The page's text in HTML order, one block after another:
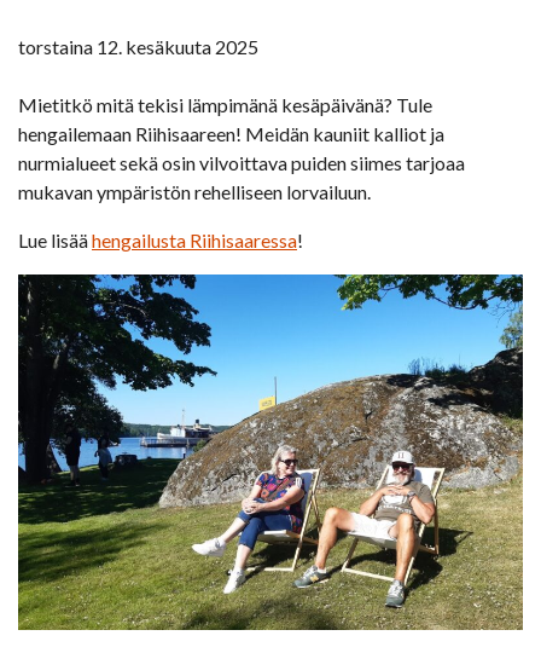
torstaina 12. kesäkuuta 2025
Mietitkö mitä tekisi lämpimänä kesäpäivänä? Tule
hengailemaan Riihisaareen! Meidän kauniit kalliot ja
nurmialueet sekä osin vilvoittava puiden siimes tarjoaa
mukavan ympäristön rehelliseen lorvailuun.
Lue lisäähengailusta Riihisaaressa!